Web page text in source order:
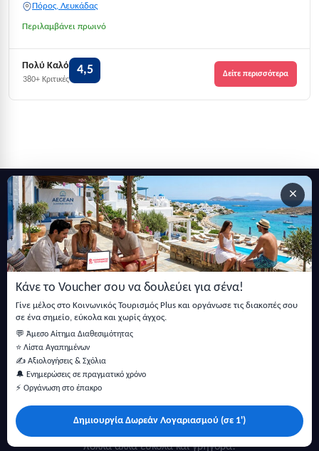
Πόρος, Λευκάδας
Περιλαμβάνει πρωινό
Πολύ Καλό
380+ Κριτικές
4,5 Δείτε περισσότερα
×
Κάνε το Voucher σου να δουλεύει για σένα!
Γίνε μέλος στο Κοινωνικός Τουρισμός Plus και οργάνωσε τις διακοπές σου
σε ένα σημείο, εύκολα και χωρίς άγχος.
💬 Άμεσο Αίτημα Διαθεσιμότητας
⭐ Λίστα Αγαπημένων
✍️ Αξιολογήσεις & Σχόλια
🔔 Ενημερώσεις σε πραγματικό χρόνο
⚡ Οργάνωση στο έπακρο
Δημιουργία Δωρεάν Λογαριασμού (σε 1')
Εγγραφείτε στο newsletter μας
Μείνετε ενημερωμένοι με τις τελευταίες ειδήσεις, ανακοινώσεις
και άρθρα.
πολλά άλλα ευκολα και γρήγορα!